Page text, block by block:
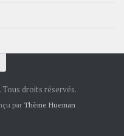
droits réservés.
par Thème Hueman